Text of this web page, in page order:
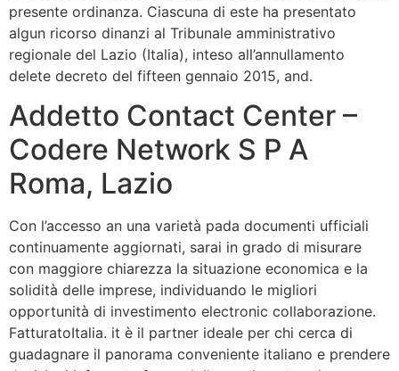
presente ordinanza. Ciascuna di este ha presentato
algun ricorso dinanzi al Tribunale amministrativo
regionale del Lazio (Italia), inteso all’annullamento
delete decreto del fifteen gennaio 2015, and.
Addetto Contact Center –
Codere Network S P A
Roma, Lazio
Con l’accesso an una varietà pada documenti ufficiali
continuamente aggiornati, sarai in grado di misurare
con maggiore chiarezza la situazione economica e la
solidità delle imprese, individuando le migliori
opportunità di investimento electronic collaborazione.
FatturatoItalia. it è il partner ideale per chi cerca di
guadagnare il panorama conveniente italiano e prendere